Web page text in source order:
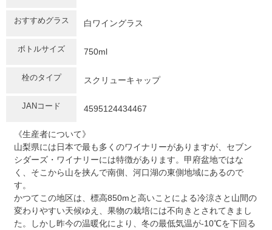
おすすめグラス 白ワイングラス
ボトルサイズ 750ml
栓のタイプ スクリューキャップ
JANコード 4595124434467
《生産者について》
山梨県には日本で最も多くのワイナリーがありますが、セブン
シダーズ・ワイナリーには特徴があります。甲府盆地ではな
く、そこから山を挟んで南側、河口湖の東側地域にあるので
す。
かつてこの地区は、標高850mと高いことによる冷涼さと山間の
変わりやすい天候ゆえ、果物の栽培には不向きとされてきまし
た。しかし昨今の温暖化により、冬の最低気温が-10℃を下回る